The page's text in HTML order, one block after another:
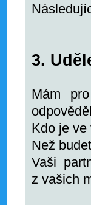
3.
Mám
Kdo je
Než
Vaši
z vašich